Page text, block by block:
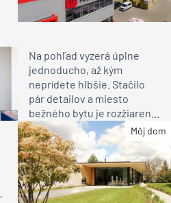
Na pohľad vyzerá úplne
jednoducho, až kým
neprídete hlbšie. Stačilo
pár detailov a miesto
bežného bytu je rozžiarené
bývanie pre rodinu
Môj dom